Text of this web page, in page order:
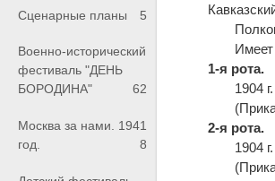
Сценарные планы 5
Военно-исторический
фестиваль "ДЕНЬ
БОРОДИНА"
62
Москва за нами. 1941
год.
8
Имеет
1-я рота.
1904
2-я рота.
1904